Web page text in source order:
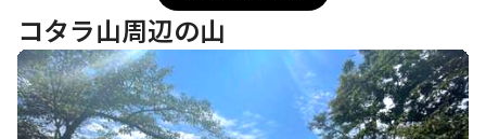
コタラ山周辺の山